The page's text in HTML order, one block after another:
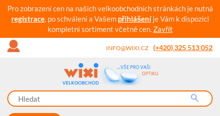
Pro zobrazení cen na našich velkoobchodních stránkách je nutná
registrace, po schválení a Vašem přihlášeníje Vám k dispozici
kompletní sortiment včetně cen. Zavřít
INFO@WIXI.CZ (+420) 325 513 052